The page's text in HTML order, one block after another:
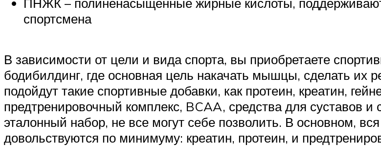
спортсмена
В зависимости от цели и вида спорта, вы приобретаете
бодибилдинг, где основная цель накачать мышцы, сделать
подойдут такие спортивные добавки, как протеин, креатин,
предтренировочный комплекс, BCAA, средства для суставов и
эталонный набор, не все могут себе позволить. В основном, вся
довольствуются по минимуму: креатин, протеин, и